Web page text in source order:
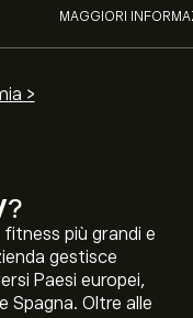
?
più grandi e
gestisce
Paesi europei,
Spagna. Oltre alle
MAGGIORI
>